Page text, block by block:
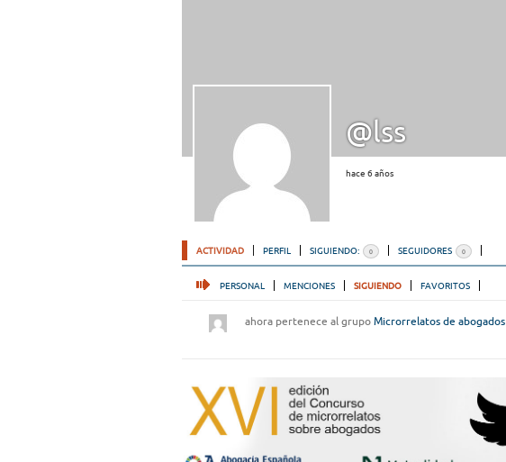
@lss
hace 6 años
ACTIVIDAD PERFIL SIGUIENDO: 0 SEGUIDORES 0
PERSONAL MENCIONES SIGUIENDO FAVORITOS
ahora pertenece al grupo Microrrelatos de abogados